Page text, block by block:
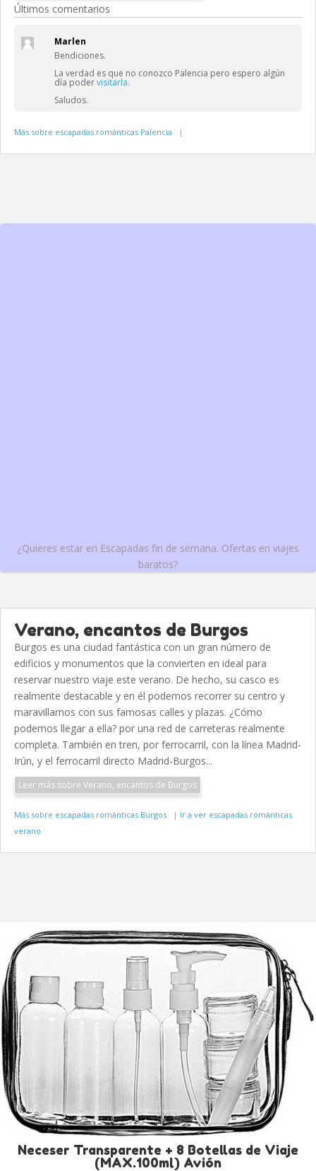
Últimos comentarios
Marlen
Bendiciones.
La verdad es que no conozco Palencia pero espero algún
día podervisitarla.
Saludos.
Más sobre escapadas románticas Palencia |
¿Quieres estar en Escapadas fin de semana. Ofertas en viajes
baratos?
Verano, encantos de Burgos
Burgos es una ciudad fantástica con un gran número de
edificios y monumentos que la convierten en ideal para
reservar nuestro viaje este verano. De hecho, su casco es
realmente destacable y en él podemos recorrer su centro y
maravillarnos con sus famosas calles y plazas. ¿Cómo
podemos llegar a ella? por una red de carreteras realmente
completa. También en tren, por ferrocarril, con la línea Madrid-
Irún, y el ferrocarril directo Madrid-Burgos...
Leer más sobre Verano, encantos de Burgos
Más sobre escapadas románticas Burgos | Ir a ver escapadas románticas
verano
Neceser Transparente + 8 Botellas de Viaje
(MAX.100ml) Avión